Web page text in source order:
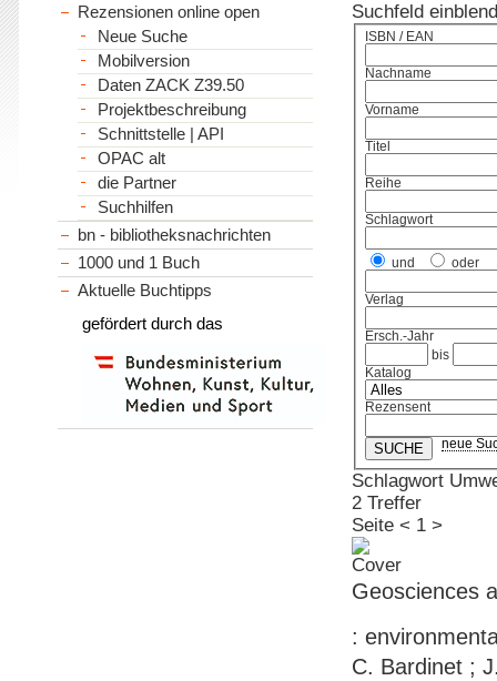
Suchfeld
ISBN / EAN
Nachname
Vorname
Titel
Reihe
Schlagwort
und oder
Verlag
Ersch.-Jahr
bis
Katalog
Rezensent
neue
Schlagwort
2 Treffer
Seite < 1 >
Geosciences
:
C. Bardinet ;
Rezensionen online open
Neue Suche
Mobilversion
Daten ZACK Z39.50
Projektbeschreibung
Schnittstelle | API
OPAC alt
die Partner
Suchhilfen
bn - bibliotheksnachrichten
1000 und 1 Buch
Aktuelle Buchtipps
gefördert durch das